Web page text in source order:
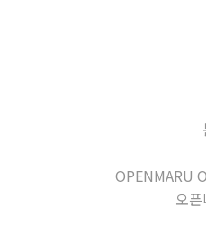
OPENMARU
오